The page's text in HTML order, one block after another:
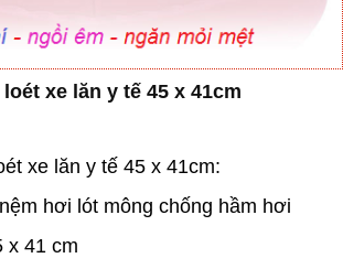
xe lăn y tế 45 x 41cm
xe lăn y tế 45 x 41cm:
hơi lót mông chống hầm hơi
x 41 cm